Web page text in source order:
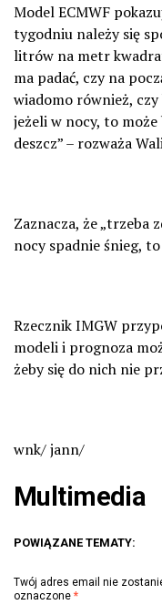
Model ECMWF
tygodniu należy się
litrów na metr
ma padać, czy na
wiadomo również,
jeżeli w nocy, to
deszcz” – rozważa
Zaznacza, że „trzeba
nocy spadnie śnieg,
Rzecznik IMGW
modeli i prognoza
żeby się do nich nie
wnk/ jann/
Multimedia
POWIĄZANE TEMATY:
Twój adres email nie
oznaczone *